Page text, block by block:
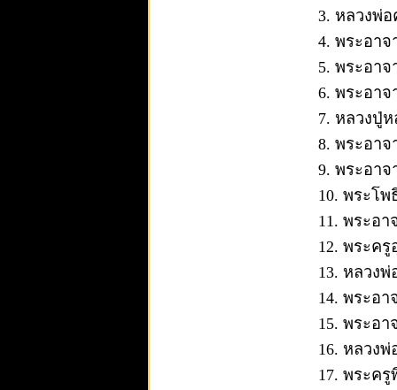
3. หลวงพ่
4. พระอา
5. พระอา
6. พระอา
7. หลวงปู่
8. พระอา
9. พระอา
10. พระโ
11. พระอ
12. พระค
13. หลวง
14. พระอา
15. พระอ
16. หลวง
17. พระค